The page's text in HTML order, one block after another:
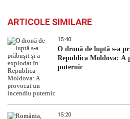
ARTICOLE SIMILARE
15:40
O dronă de luptă s-a
Republica Moldova: A
puternic
15:20